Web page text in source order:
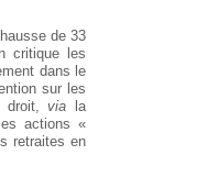
de 33
critique les
dans le
sur les
droit,via la
actions «
retraites en